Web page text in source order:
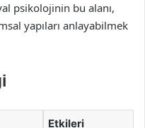
psikolojinin bu alanı,
yapıları anlayabilmek
Etkileri